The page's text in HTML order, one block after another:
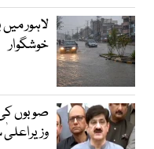
لاہور
خوشگوار
صوبوں